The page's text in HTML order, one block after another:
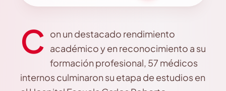
C on un destacado rendimiento
académico y en reconocimiento a su
formación profesional, 57 médicos
internos culminaron su etapa de estudios en